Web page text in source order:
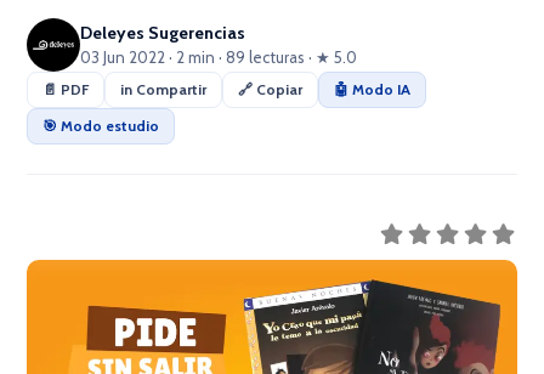
Deleyes Sugerencias
03 Jun 2022 · 2 min · 89 lecturas · ★ 5.0
📄 PDF in Compartir 🔗 Copiar
🤖 Modo IA
🎯 Modo estudio